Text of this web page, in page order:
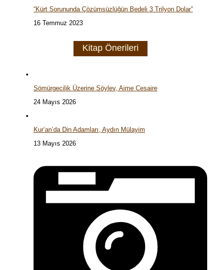
“Kürt Sorununda Çözümsüzlüğün Bedeli 3 Trilyon Dolar”
16 Temmuz 2023
Kitap Önerileri
Sömürgecilik Üzerine Söylev, Aime Cesaire
24 Mayıs 2026
Kur’an’da Din Adamları, Aydın Mülayim
13 Mayıs 2026